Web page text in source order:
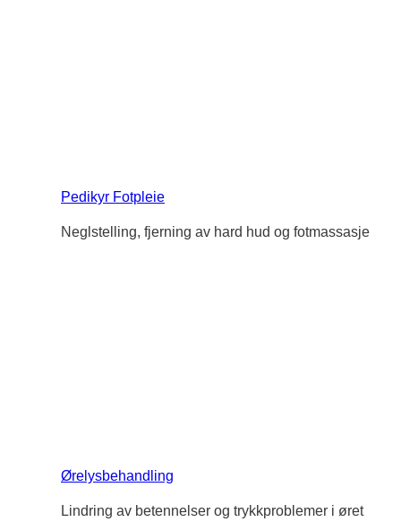
Pedikyr Fotpleie
Neglstelling, fjerning av hard hud og fotmassasje
Ørelysbehandling
Lindring av betennelser og trykkproblemer i øret